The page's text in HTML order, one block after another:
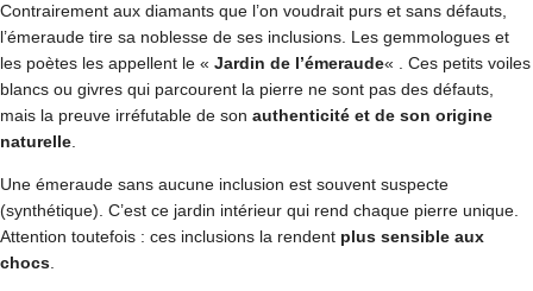
Contrairement aux diamants que l’on voudrait purs et sans défauts,
l’émeraude tire sa noblesse de ses inclusions. Les gemmologues et
les poètes les appellent le « Jardin de l’émeraude« . Ces petits voiles
blancs ou givres qui parcourent la pierre ne sont pas des défauts,
mais la preuve irréfutable de son authenticité et de son origine
naturelle
Une émeraude sans aucune inclusion est souvent suspecte
(synthétique). C’est ce jardin intérieur qui rend chaque pierre unique.
Attention toutefois : ces inclusions la rendent plus sensible aux
chocs